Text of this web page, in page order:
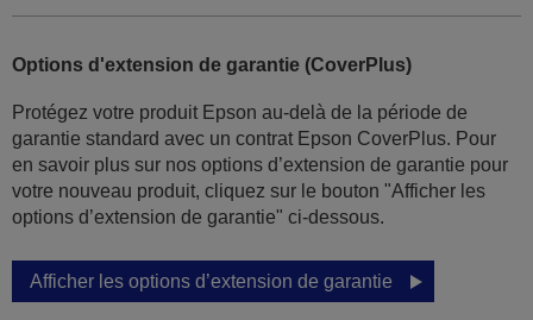
Options d'extension de garantie (CoverPlus)
Protégez votre produit Epson au-delà de la période de
garantie standard avec un contrat Epson CoverPlus. Pour
en savoir plus sur nos options d’extension de garantie pour
votre nouveau produit, cliquez sur le bouton "Afficher les
options d’extension de garantie" ci-dessous.
Afficher les options d’extension de garantie